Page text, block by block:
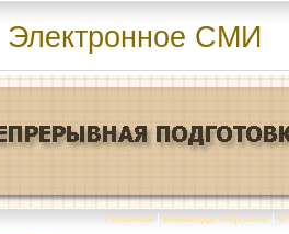
Электронное СМИ
Главная | Команда портала | О